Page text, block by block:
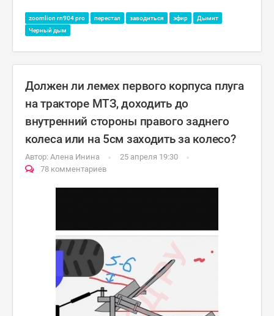
zoomlion rn904 pro перестал заводиться эфир
Дымит
Черный дым
Должен ли лемех первого корпуса плуга
на тракторе МТЗ, доходить до
внутренний стороны правого заднего
колеса или на 5см заходить за колесо?
Автор: Алена Инина
25 апреля 19:30
78 комментариев